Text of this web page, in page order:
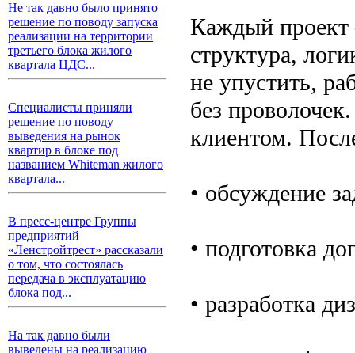
Не так давно было принято
решение по поводу запуска
реализации на территории
третьего блока жилого
квартала ЦДС...
Специалисты приняли
решение по поводу
выведения на рынок
квартир в блоке под
названием Whiteman жилого
квартала...
В пресс-центре Группы
предприятий
«Ленстройтрест» рассказали
о том, что состоялась
передача в эксплуатацию
блока под...
На так давно были
выведены на реализацию
Каждый проект
структура,
не упустить,
без
клиентом.
• обсуждение
• подготовка
• разработка